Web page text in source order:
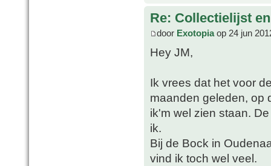
Re: Collectielijst
door Exotopiaop 24 jun
Hey JM,
Ik vrees dat het voor
maanden geleden, op
ik'm wel zien staan.
ik.
Bij de Bock in
vind ik toch wel veel.